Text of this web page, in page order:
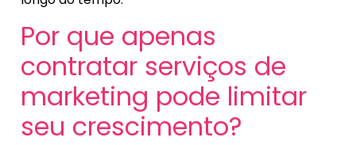
Por que apenas
contratar serviços de
marketing pode limitar
seu crescimento?